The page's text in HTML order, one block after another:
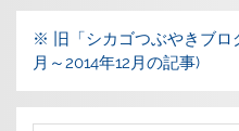
※ 旧「シカゴつぶやきブロ
月～2014年12月の記事)